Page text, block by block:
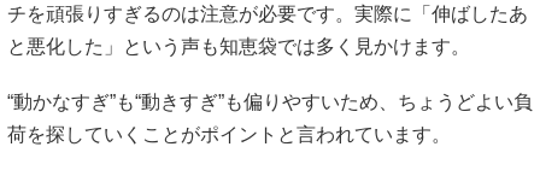
チを頑張りすぎるのは注意が必要です。実際に「伸ばしたあ
と悪化した」という声も知恵袋では多く見かけます。
“動かなすぎ”も“動きすぎ”も偏りやすいため、ちょうどよい負
荷を探していくことがポイントと言われています。